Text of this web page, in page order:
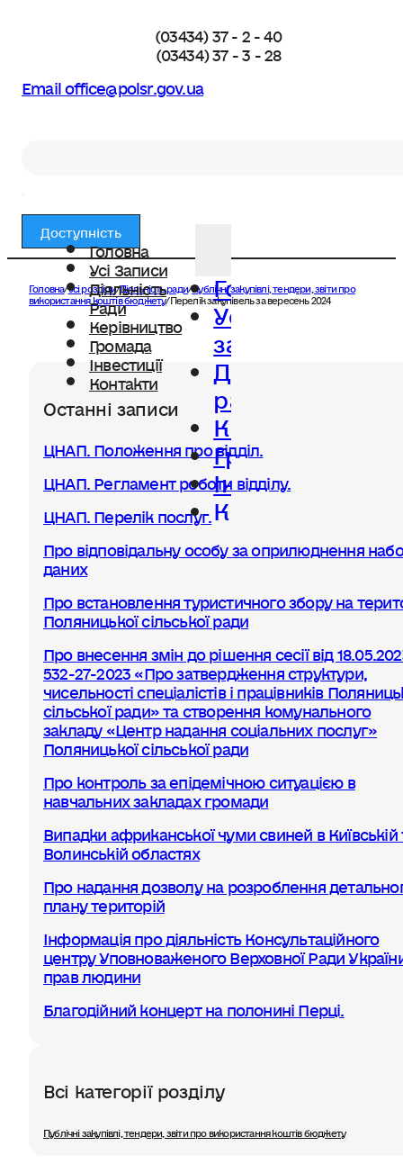
(03434) 37 - 2 - 40
(03434) 37 - 3 - 28
Email office@polsr.gov.ua
Головна
Усі Записи
Діяльність
Ради
Керівництво
Громада
Інвестиції
Контакти
Головна
Усі
записи
Діяльність
ради
Керівництво
Громада
Інвестиції
Контакти
Доступність
Головна/Усі розділи/Діяльність ради/Публічні закупівлі, тендери, звіти про
використання коштів бюджету/Перелік закупівель за вересень 2024
Останні записи
ЦНАП. Положення про відділ.
ЦНАП. Регламент роботи відділу.
ЦНАП. Перелік послуг.
Про відповідальну особу за оприлюднення
даних
Про встановлення туристичного збору на
Поляницької сільської ради
Про внесення змін до рішення сесії від
532-27-2023 «Про затвердження структури,
чисельності спеціалістів і працівників
сільської ради» та створення комунального
закладу «Центр надання соціальних послуг»
Поляницької сільської ради
Про контроль за епідемічною ситуацією в
навчальних закладах громади
Випадки африканської чуми свиней в Київській
Волинській областях
Про надання дозволу на розроблення
плану територій
Інформація про діяльність Консультаційного
центру Уповноваженого Верховної Ради
прав людини
Благодійний концерт на полонині Перці.
Всі категорії розділу
Публічні закупівлі, тендери, звіти про використання коштів бюджету